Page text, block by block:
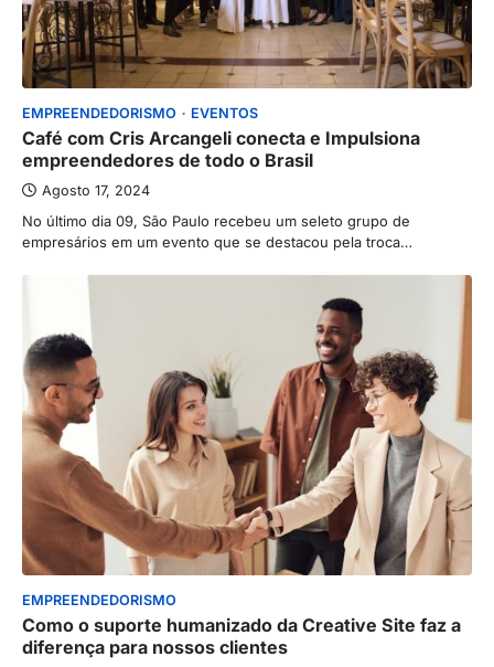
EMPREENDEDORISMO EVENTOS
Café com Cris Arcangeli conecta e Impulsiona
empreendedores de todo o Brasil
Agosto 17, 2024
No último dia 09, São Paulo recebeu um seleto grupo de
empresários em um evento que se destacou pela troca…
EMPREENDEDORISMO
Como o suporte humanizado da Creative Site faz a
diferença para nossos clientes